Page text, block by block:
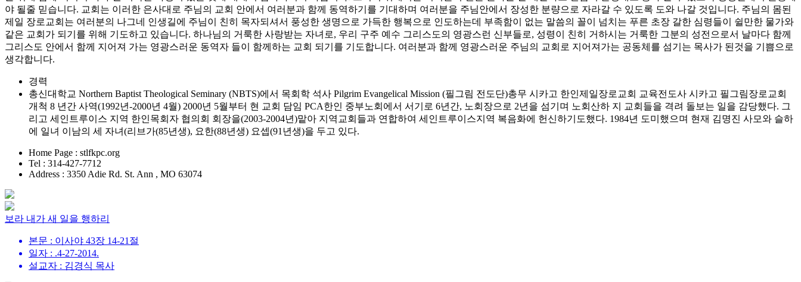
야 될줄 믿습니다. 교회는 이러한 은사대로 주님의 교회 안에서 여러분과 함께 동역하기를 기대하며 여러분을 주님안에서 장성한 분량으로 자라갈 수 있도록 도와 나갈 것입니다. 주님의 몸된
제일 장로교회는 여러분의 나그네 인생길에 주님이 친히 목자되셔서 풍성한 생명으로 가득한 행복으로 인도하는데 부족함이 없는 말씀의 꼴이 넘치는 푸른 초장 갈한 심령들이 쉴만한 물가와
같은 교회가 되기를 위해 기도하고 있습니다. 하나님의 거룩한 사랑받는 자녀로, 우리 구주 예수 그리스도의 영광스런 신부들로, 성령이 친히 거하시는 거룩한 그분의 성전으로서 날마다 함께
그리스도 안에서 함께 지어져 가는 영광스러운 동역자 들이 함께하는 교회 되기를 기도합니다. 여러분과 함께 영광스러운 주님의 교회로 지어져가는 공동체를 섬기는 목사가 된것을 기쁨으로
생각합니다.
경력
총신대학교 Northern Baptist Theological Seminary (NBTS)에서 목회학 석사 Pilgrim Evangelical Mission (필그림 전도단)총무 시카고 한인제일장로교회 교육전도사 시카고 필그림장로교회
개척 8 년간 사역(1992년-2000년 4월) 2000년 5월부터 현 교회 담임 PCA한인 중부노회에서 서기로 6년간, 노회장으로 2년을 섬기며 노회산하 지 교회들을 격려 돌보는 일을 감당했다. 그
리고 세인트루이스 지역 한인목회자 협의회 회장을(2003-2004년)맡아 지역교회들과 연합하여 세인트루이스지역 복음화에 헌신하기도했다. 1984년 도미했으며 현재 김명진 사모와 슬하
에 일녀 이남의 세 자녀(리브가(85년생), 요한(88년생) 요셉(91년생)을 두고 있다.
Home Page : stlfkpc.org
Tel : 314-427-7712
Address : 3350 Adie Rd. St. Ann , MO 63074
보라 내가 새 일을 행하리
본문 : 이사야 43장 14-21절
일자 : .4-27-2014.
설교자 : 김경식 목사